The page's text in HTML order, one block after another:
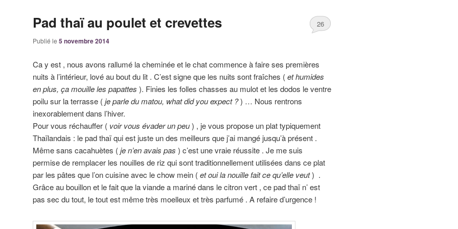
Pad thaï au poulet et crevettes
Publié le 5 novembre 2014
26
Ca y est , nous avons rallumé la cheminée et le chat commence à faire ses premières
nuits à l’intérieur, lové au bout du lit . C’est signe que les nuits sont fraîches (et humides
en plus, ça mouille les papattes ). Finies les folles chasses au mulot et les dodos le ventre
poilu sur la terrasse (je parle du matou, what did you expect ?) … Nous rentrons
inexorablement dans l’hiver.
Pour vous réchauffer ( voir vous évader un peu) , je vous propose un plat typiquement
Thaïlandais : le pad thaï qui est juste un des meilleurs que j’ai mangé jusqu’à présent .
Même sans cacahuètes (je n’en avais pas ) c’est une vraie réussite . Je me suis
permise de remplacer les nouilles de riz qui sont traditionnellement utilisées dans ce plat
par les pâtes que l’on cuisine avec le chow mein (et ouila nouille fait ce qu’elle veut) .
Grâce au bouillon et le fait que la viande a mariné dans le citron vert , ce pad thaï n’ est
pas sec du tout, le tout est même très moelleux et très parfumé . A refaire d’urgence !